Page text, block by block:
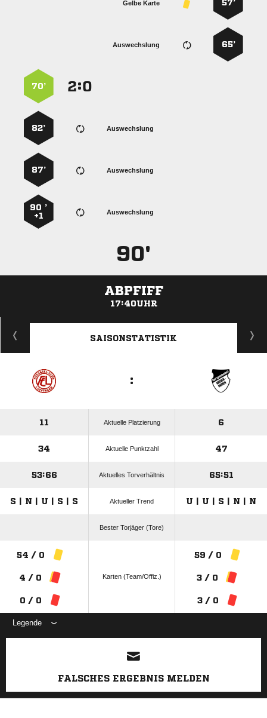
57’
Gelbe Karte
65’
Auswechslung
:
70’
Auswechslung
82’
Auswechslung
87’
Auswechslung
90 ’
+1
90'
ABPFIFF
17:40UHR
ANZEIGE
SAISONSTATISTIK
:
11 Aktuelle Platzierung 6
34 Aktuelle Punktzahl 47
53:66 Aktuelles Torverhältnis 65:51
S | N | U | S | S Aktueller Trend U | U | S | N | N
Bester Torjäger (Tore)
54 / 0
4 / 0
0 / 0
Karten (Team/Offiz.)
59 / 0
3 / 0
3 / 0
Legende
ANZEIGE
FALSCHES ERGEBNIS MELDEN